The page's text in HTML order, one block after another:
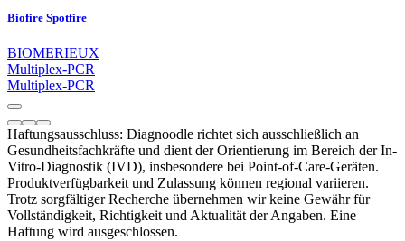
Biofire Spotfire
BIOMERIEUX
Multiplex-PCR
Multiplex-PCR
Haftungsausschluss: Diagnoodle richtet sich ausschließlich an
Gesundheitsfachkräfte und dient der Orientierung im Bereich der In-
Vitro-Diagnostik (IVD), insbesondere bei Point-of-Care-Geräten.
Produktverfügbarkeit und Zulassung können regional variieren.
Trotz sorgfältiger Recherche übernehmen wir keine Gewähr für
Vollständigkeit, Richtigkeit und Aktualität der Angaben. Eine
Haftung wird ausgeschlossen.